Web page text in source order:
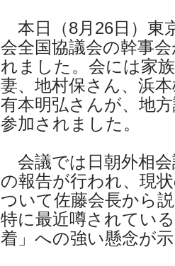
本日（8月26日）東
会全国協議会の幹事
れました。会には家
妻、地村保さん、浜
有本明弘さんが、地
参加されました。
会議では日朝外相
の報告が行われ、現
ついて佐藤会長から
特に最近噂されてい
着」への強い懸念が